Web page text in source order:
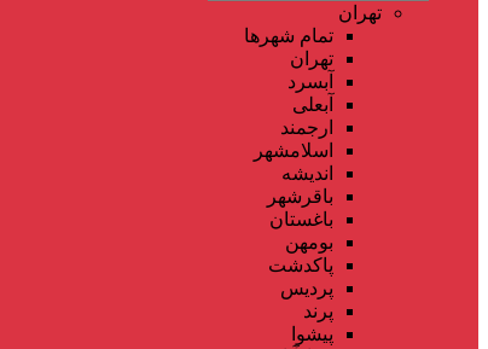
تهران
تمام شهر‌ها
تهران
آبسرد
آبعلی
ارجمند
اسلامشهر
اندیشه
باقرشهر
باغستان
بومهن
پاکدشت
پردیس
پرند
پیشوا